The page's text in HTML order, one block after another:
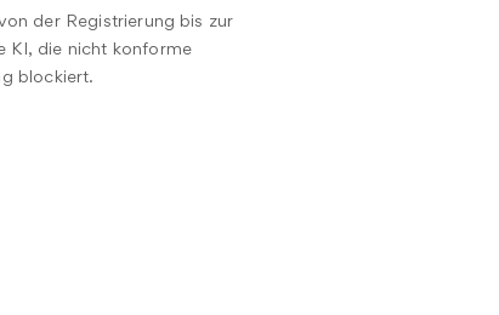
der Registrierung bis zur
KI, die nicht konforme
blockiert.